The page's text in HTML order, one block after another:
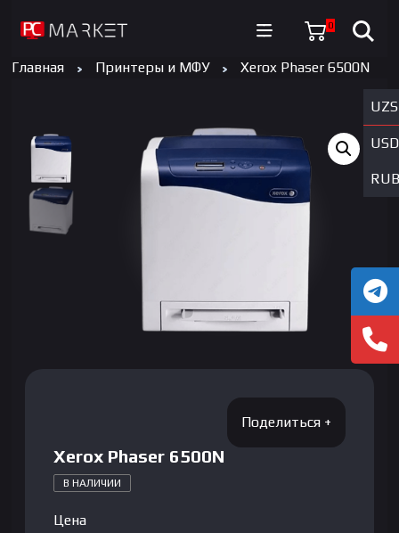
0
UZS
USD
RUB
Главная Принтеры и МФУ Xerox Phaser 6500N
Xerox Phaser 6500N
В НАЛИЧИИ
Цена